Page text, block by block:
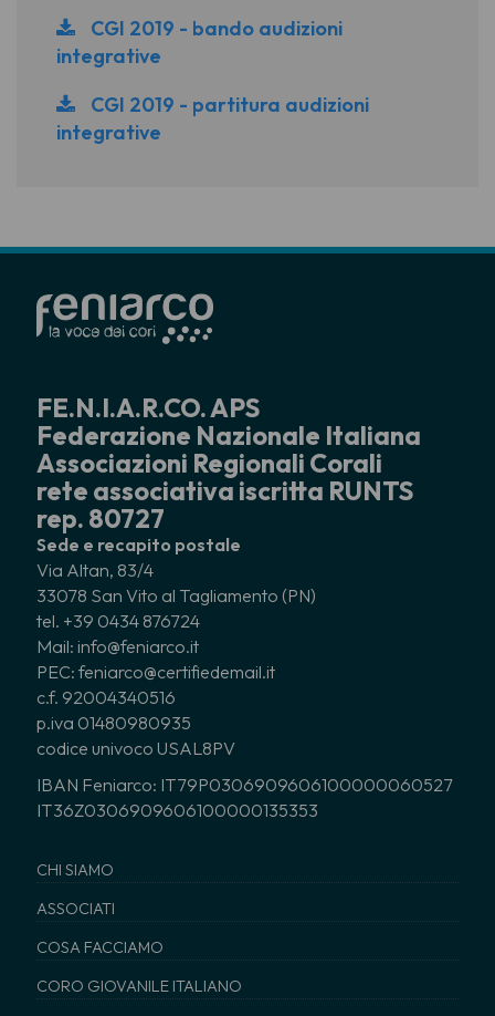
CGI 2019 - bando audizioni
integrative
CGI 2019 - partitura audizioni
integrative
FE.N.I.A.R.CO. APS
Federazione Nazionale Italiana
Associazioni Regionali Corali
rete associativa iscritta RUNTS
rep. 80727
Sede e recapito postale
Via Altan, 83/4
33078 San Vito al Tagliamento (PN)
tel. +39 0434 876724
Mail: info@feniarco.it
PEC: feniarco@certifiedemail.it
c.f. 92004340516
p.iva 01480980935
codice univoco USAL8PV
IBAN Feniarco: IT79P0306909606100000060527
IT36Z0306909606100000135353
CHI SIAMO
ASSOCIATI
COSA FACCIAMO
CORO GIOVANILE ITALIANO